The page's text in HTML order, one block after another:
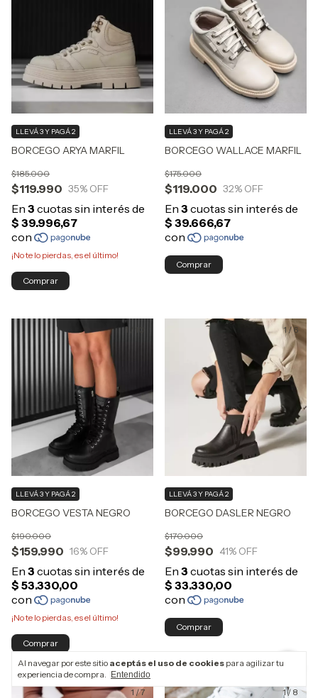
Al navegar por este sitio aceptás el uso de cookies para agilizar tu
experiencia de compra.
Entendido
BORCEGO ARYA MARFIL
$119.990
$185.000
35% OFF
LLEVÁ 3 Y PAGÁ 2
¡No te lo pierdas, es el último!
Comprar
BORCEGO WALLACE MARFIL
$119.000
$175.000
32% OFF
LLEVÁ 3 Y PAGÁ 2
Comprar
1
BORCEGO VESTA NEGRO
$159.990
$190.000
16% OFF
LLEVÁ 3 Y PAGÁ 2
¡No te lo pierdas, es el último!
Comprar
1 /6
BORCEGO DASLER NEGRO
$99.990
$170.000
41% OFF
LLEVÁ 3 Y PAGÁ 2
Comprar
1 /7 1/ 8